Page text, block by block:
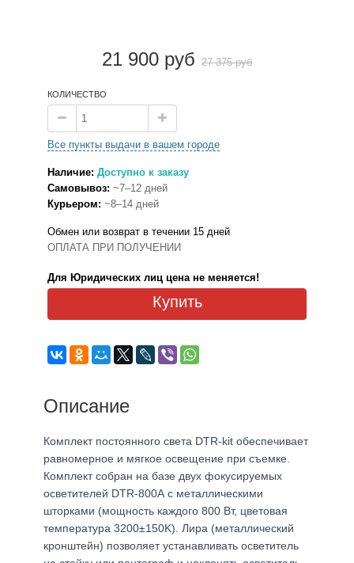
21 900 руб 27 375 руб
КОЛИЧЕСТВО
Все пункты выдачи в вашем городе
Наличие: Доступно к заказу
Самовывоз: ~7–12 дней
Курьером: ~8–14 дней
Обмен или возврат в течении 15 дней
ОПЛАТА ПРИ ПОЛУЧЕНИИ
Для Юридических лиц цена не меняется!
Купить
Описание
Комплект постоянного света DTR-kit обеспечивает
равномерное и мягкое освещение при съемке.
Комплект собран на базе двух фокусируемых
осветителей DTR-800А с металлическими
шторками (мощность каждого 800 Вт, цветовая
температура 3200±150K). Лира (металлический
кронштейн) позволяет устанавливать осветитель